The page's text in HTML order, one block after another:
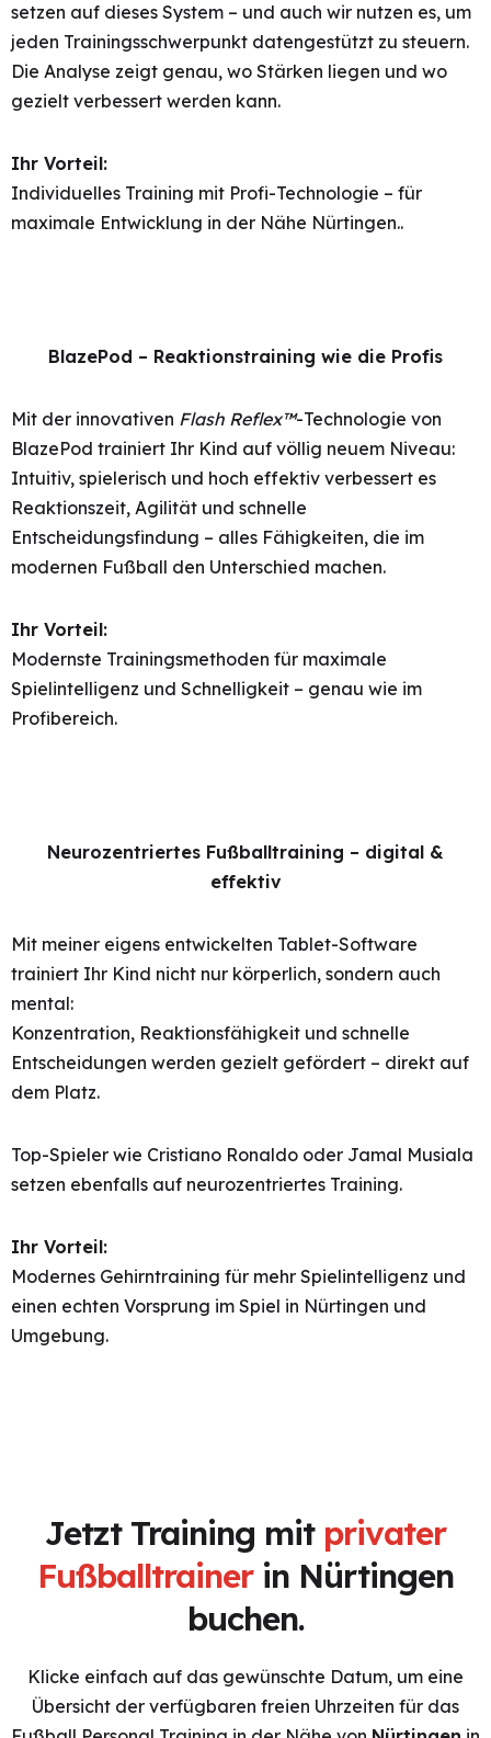
setzen auf dieses System – und auch wir nutzen es, um
jeden Trainingsschwerpunkt datengestützt zu steuern.
Die Analyse zeigt genau, wo Stärken liegen und wo
gezielt verbessert werden kann.
Ihr Vorteil:
Individuelles Training mit Profi-Technologie – für
maximale Entwicklung in der Nähe Nürtingen..
BlazePod – Reaktionstraining wie die Profis
Mit der innovativen Flash Reflex™-Technologie von
BlazePod trainiert Ihr Kind auf völlig neuem Niveau:
Intuitiv, spielerisch und hoch effektiv verbessert es
Reaktionszeit, Agilität und schnelle
Entscheidungsfindung – alles Fähigkeiten, die im
modernen Fußball den Unterschied machen.
Ihr Vorteil:
Modernste Trainingsmethoden für maximale
Spielintelligenz und Schnelligkeit – genau wie im
Profibereich.
Neurozentriertes Fußballtraining – digital &
effektiv
Mit meiner eigens entwickelten Tablet-Software
trainiert Ihr Kind nicht nur körperlich, sondern auch
mental:
Konzentration, Reaktionsfähigkeit und schnelle
Entscheidungen werden gezielt gefördert – direkt auf
dem Platz.
Top-Spieler wie Cristiano Ronaldo oder Jamal Musiala
setzen ebenfalls auf neurozentriertes Training.
Ihr Vorteil:
Modernes Gehirntraining für mehr Spielintelligenz und
einen echten Vorsprung im Spiel in Nürtingen und
Umgebung.
Jetzt Training mit privater
Fußballtrainerin Nürtingen
buchen.
Klicke einfach auf das gewünschte Datum, um eine
Übersicht der verfügbaren freien Uhrzeiten für das